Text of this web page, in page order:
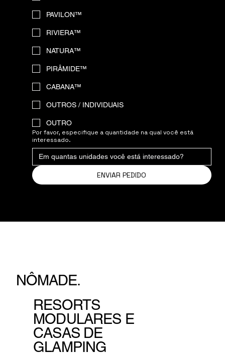
PAVILON™
RIVIERA™
NATURA™
PIRÂMIDE™
CABANA™
OUTROS / INDIVIDUAIS
OUTRO
Por favor, especifique a quantidade na qual você está
interessado.
ENVIAR PEDIDO
NÔMADE.
RESORTS
MODULARES E
CASAS DE
GLAMPING